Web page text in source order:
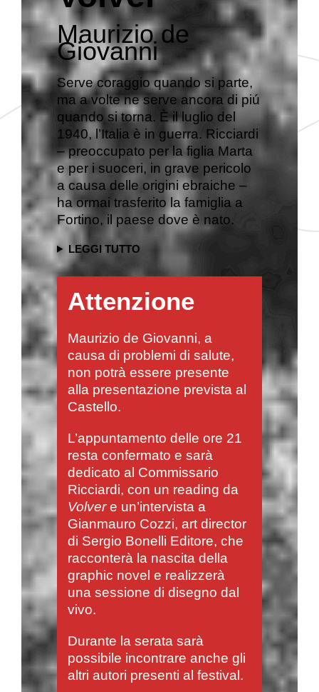
Maurizio de
Giovanni
Serve coraggio quando si parte,
ma a volte ne serve ancora di piú
quando si torna. È il luglio del
1940, l’Italia è in guerra. Ricciardi
– preoccupato per la figlia Marta
e per i suoceri, in grave pericolo
a causa delle origini ebraiche –
ha ormai trasferito la famiglia a
Fortino, il paese dove è nato.
LEGGI TUTTO
Attenzione
Maurizio de Giovanni, a
causa di problemi di salute,
non potrà essere presente
alla presentazione prevista al
Castello.
L’appuntamento delle ore 21
resta confermato e sarà
dedicato al Commissario
Ricciardi, con un reading da
Volvere un’intervista a
Gianmauro Cozzi, art director
di Sergio Bonelli Editore, che
racconterà la nascita della
graphic novel e realizzerà
una sessione di disegno dal
vivo.
Durante la serata sarà
possibile incontrare anche gli
altri autori presenti al festival.